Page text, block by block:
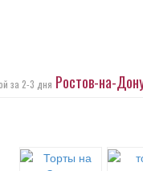
за 2-3 дня Ростов-на-